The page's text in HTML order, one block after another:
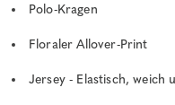
Polo-Kragen
Floraler Allover-Print
Jersey - Elastisch, weich